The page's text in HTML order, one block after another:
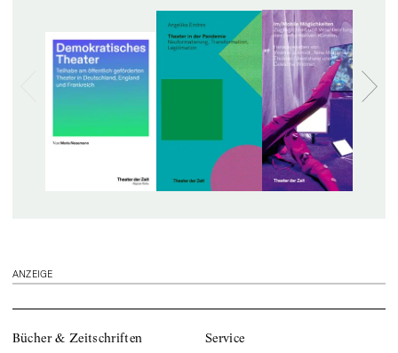
ANZEIGE
Bücher & Zeitschriften Service